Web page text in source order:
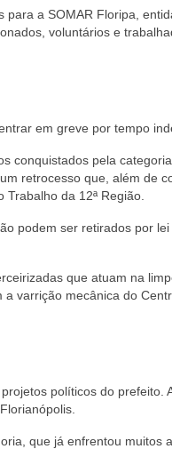
a SOMAR Floripa,
voluntários e
em greve por tempo
conquistados pela
retrocesso que, além de
da 12ª Região.
podem ser retirados por
que atuam na
varrição mecânica do
políticos do prefeito.
que já enfrentou muitos